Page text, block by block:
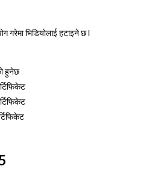
गरेमा भिडियोलाई हटाइने छl
हुनेछ